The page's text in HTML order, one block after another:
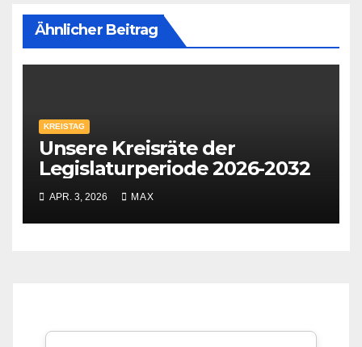
Ähnlicher Beitrag
KREISTAG
Unsere Kreisräte der
Legislaturperiode 2026-2032
APR. 3, 2026 MAX